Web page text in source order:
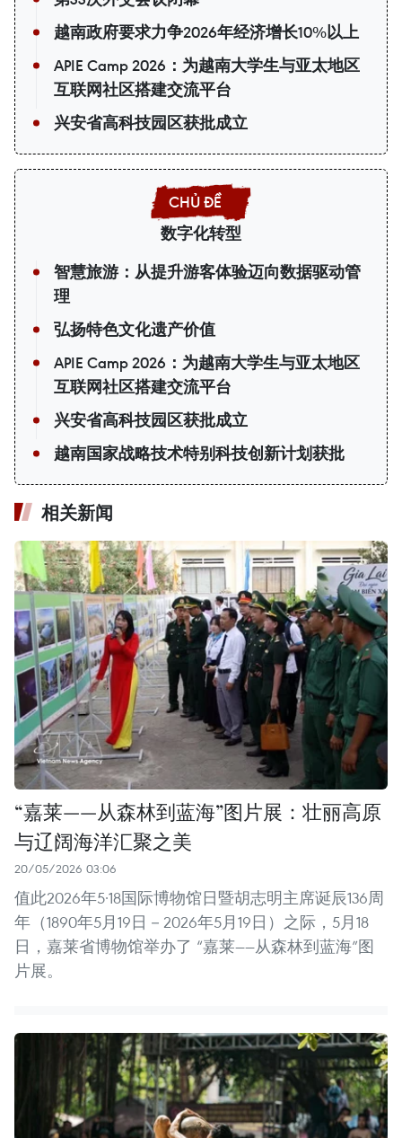
越南政府要求力争2026年经济增长10%以上
APIE Camp 2026：为越南大学生与亚太地区
互联网社区搭建交流平台
兴安省高科技园区获批成立
数字化转型
智慧旅游：从提升游客体验迈向数据驱动管
理
弘扬特色文化遗产价值
APIE Camp 2026：为越南大学生与亚太地区
互联网社区搭建交流平台
兴安省高科技园区获批成立
越南国家战略技术特别科技创新计划获批
相关新闻
“嘉莱——从森林到蓝海”图片展：壮丽高原
与辽阔海洋汇聚之美
20/05/2026 03:06
值此2026年5·18国际博物馆日暨胡志明主席诞辰136周
年（1890年5月19日－2026年5月19日）之际，5月18
日，嘉莱省博物馆举办了 “嘉莱——从森林到蓝海”图
片展。